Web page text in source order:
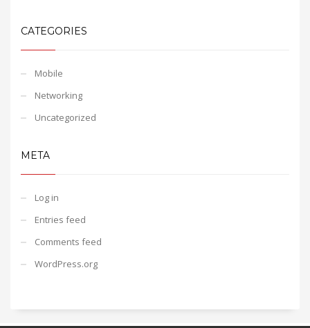
CATEGORIES
Mobile
Networking
Uncategorized
META
Log in
Entries feed
Comments feed
WordPress.org